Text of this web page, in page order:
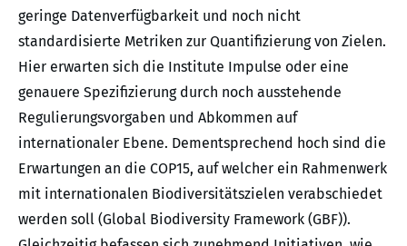
geringe Datenverfügbarkeit und noch nicht
standardisierte Metriken zur Quantifizierung von Zielen.
Hier erwarten sich die Institute Impulse oder eine
genauere Spezifizierung durch noch ausstehende
Regulierungsvorgaben und Abkommen auf
internationaler Ebene. Dementsprechend hoch sind die
Erwartungen an die COP15, auf welcher ein Rahmenwerk
mit internationalen Biodiversitätszielen verabschiedet
werden soll (Global Biodiversity Framework (GBF)).